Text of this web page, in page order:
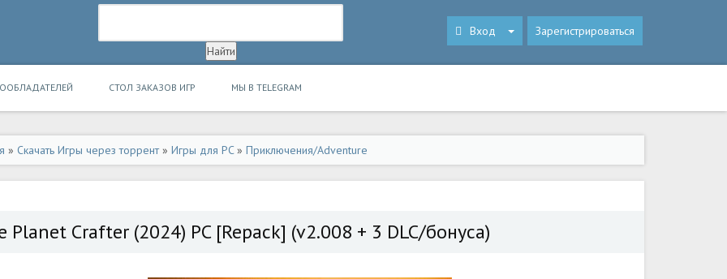
Вход Зарегистрироваться
СТОЛ ЗАКАЗОВ ИГР МЫ В TELEGRAM
» Скачать Игры через торрент» Игры для PC» Приключения/Adventure
Planet Crafter (2024) PC [Repack] (v2.008 + 3 DLC/бонуса)